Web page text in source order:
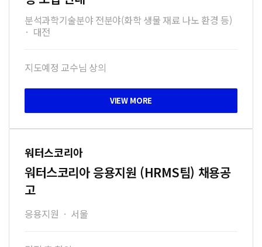
분석과학기술분야 전분야(화학 생물 재료 나노 환경 등)
· 대전
지도예정 교수님 상의
워터스코리아
워터스코리아 응용지원 (HRMS팀) 채용공
고
응용지원 · 서울